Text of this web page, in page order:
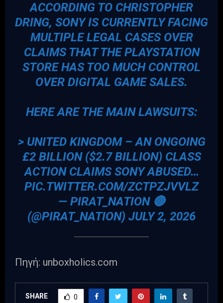
ACCORDING TO CHRISTOPHER
DRING, SONY IS CURRENTLY FACING
MULTIPLE LEGAL CASES OVER
CLAIMS THAT THE PLAYSTATION
STORE HAS TOO MUCH CONTROL
OVER DIGITAL GAME SALES.
HERE ARE THE MAIN LAWSUITS:
> UNITED KINGDOM – AN ONGOING
£2 BILLION ($2.7 BILLION) CLASS
ACTION CLAIMS SONY ABUSED…
PIC.TWITTER.COM/ZCTPZJVVLZ
— PIRAT_NATION 🔴
(@PIRAT_NATION) JULY 2, 2026
Πηγή: unboxholics.com
SHARE 0